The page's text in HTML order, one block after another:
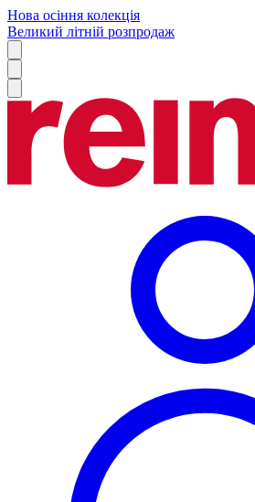
Нова осіння колекція
Великий літній розпродаж